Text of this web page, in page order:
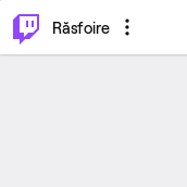
Răsfoire